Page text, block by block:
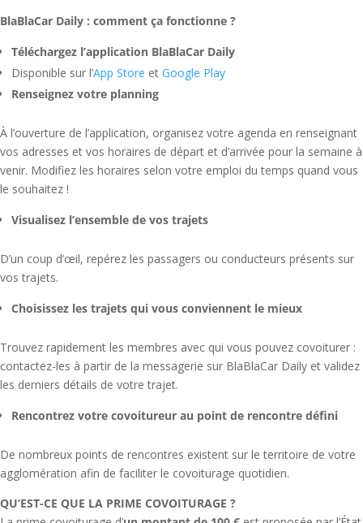
BlaBlaCar Daily : comment ça fonctionne ?
Téléchargez l’application BlaBlaCar Daily
Disponible sur l’App Store et Google Play
Renseignez votre planning
À l’ouverture de l’application, organisez votre agenda en renseignant
vos adresses et vos horaires de départ et d’arrivée pour la semaine à
venir. Modifiez les horaires selon votre emploi du temps quand vous
le souhaitez !
Visualisez l’ensemble de vos trajets
D’un coup d’œil, repérez les passagers ou conducteurs présents sur
vos trajets.
Choisissez les trajets qui vous conviennent le mieux
Trouvez rapidement les membres avec qui vous pouvez covoiturer :
contactez-les à partir de la messagerie sur BlaBlaCar Daily et validez
les derniers détails de votre trajet.
Rencontrez votre covoitureur au point de rencontre défini
De nombreux points de rencontres existent sur le territoire de votre
agglomération afin de faciliter le covoiturage quotidien.
QU’EST-CE QUE LA PRIME COVOITURAGE ?